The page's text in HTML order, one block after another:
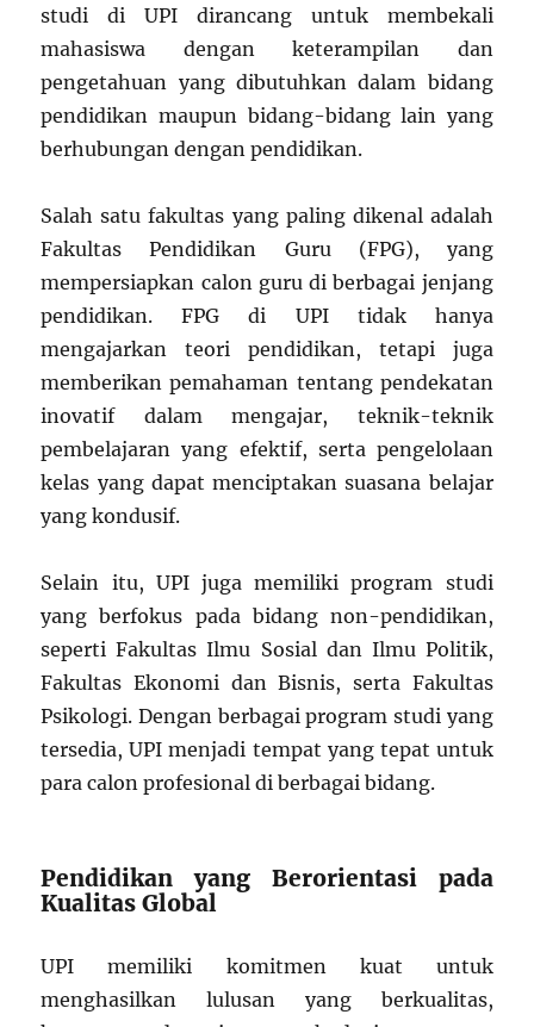
studi di UPI dirancang untuk membekali
mahasiswa dengan keterampilan dan
pengetahuan yang dibutuhkan dalam bidang
pendidikan maupun bidang-bidang lain yang
berhubungan dengan pendidikan.
Salah satu fakultas yang paling dikenal adalah
Fakultas Pendidikan Guru (FPG), yang
mempersiapkan calon guru di berbagai jenjang
pendidikan. FPG di UPI tidak hanya
mengajarkan teori pendidikan, tetapi juga
memberikan pemahaman tentang pendekatan
inovatif dalam mengajar, teknik-teknik
pembelajaran yang efektif, serta pengelolaan
kelas yang dapat menciptakan suasana belajar
yang kondusif.
Selain itu, UPI juga memiliki program studi
yang berfokus pada bidang non-pendidikan,
seperti Fakultas Ilmu Sosial dan Ilmu Politik,
Fakultas Ekonomi dan Bisnis, serta Fakultas
Psikologi. Dengan berbagai program studi yang
tersedia, UPI menjadi tempat yang tepat untuk
para calon profesional di berbagai bidang.
Pendidikan yang Berorientasi pada
Kualitas Global
UPI memiliki komitmen kuat untuk
menghasilkan lulusan yang berkualitas,